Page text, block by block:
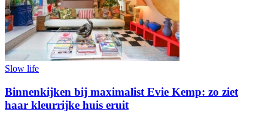
Slow life
Binnenkijken bij maximalist Evie Kemp: zo ziet
haar kleurrijke huis eruit